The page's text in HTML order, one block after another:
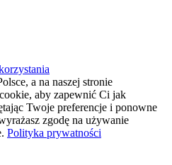
a na naszej stronie
aby zapewnić Ci jak
Twoje preferencje i ponowne
zgodę na używanie
Polityka prywatności